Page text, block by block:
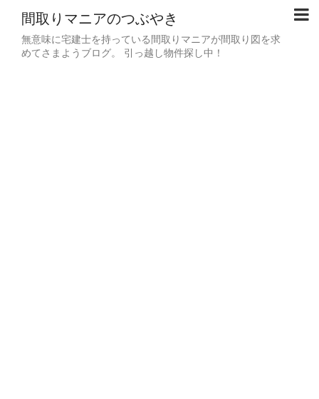
間取りマニアのつぶやき
無意味に宅建士を持っている間取りマニアが間取り図を求
めてさまようブログ。 引っ越し物件探し中！